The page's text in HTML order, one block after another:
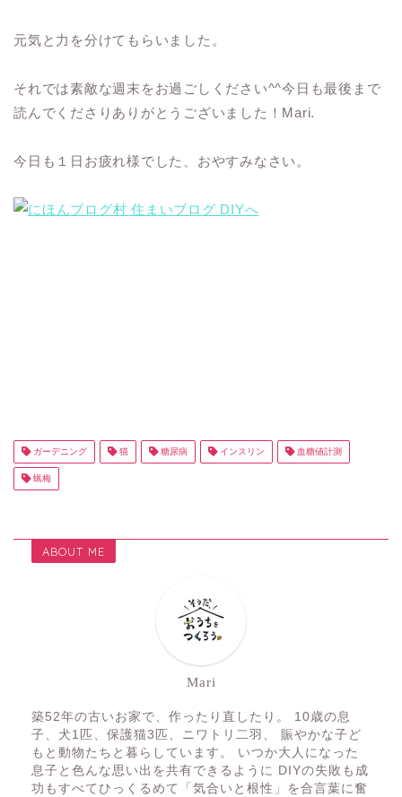
元気と力を分けてもらいました。
それでは素敵な週末をお過ごしください^^今日も最後まで
読んでくださりありがとうございました！Mari.
今日も１日お疲れ様でした、おやすみなさい。
ガーデニング 猫 糖尿病 インスリン 血糖値計測
蝋梅
ABOUT ME
Mari
築52年の古いお家で、作ったり直したり。 10歳の息
子、犬1匹、保護猫3匹、ニワトリ二羽、 賑やかな子ど
もと動物たちと暮らしています。 いつか大人になった
息子と色んな思い出を共有できるように DIYの失敗も成
功もすべてひっくるめて「気合いと根性」を合言葉に奮